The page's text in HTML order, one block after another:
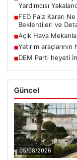
Yardımcısı
■FED Faiz Kararı
Beklentileri ve
■Açık Hava
■Yatırım
■DEM Parti heyeti
Güncel
05/08/2026